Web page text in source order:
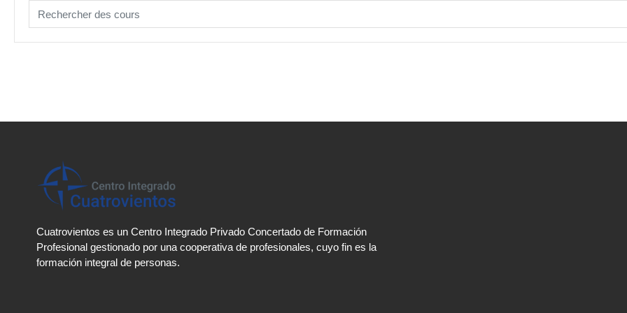
Cuatrovientos es un Centro Integrado Privado Concertado de Formación
Profesional gestionado por una cooperativa de profesionales, cuyo fin es la
formación integral de personas.